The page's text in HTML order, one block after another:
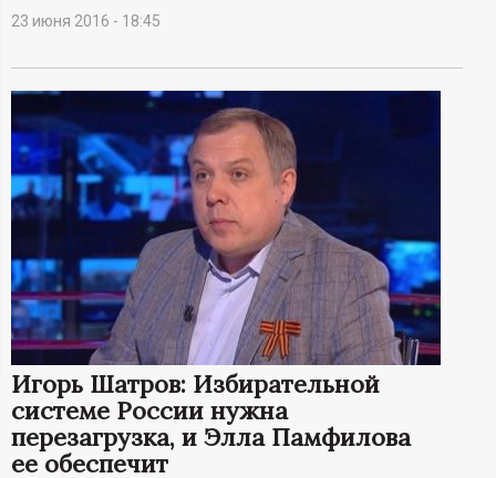
и
н
ф
о
р
м
а
ц
и
23 июня 2016 - 18:45
Игорь Шатров: Избирательной
системе России нужна
перезагрузка, и Элла Памфилова
ее обеспечит